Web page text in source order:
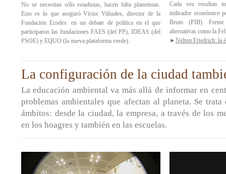
No se necesitan sólo estadistas, hacen falta planetistas.
Esto es lo que aseguró Víctor Viñuales, director de la
Fundación Ecodes. en un debate de política en el que
participaron las fundaciones FAES (del PP), IDEAS (del
PSOE) y EQUO (la nueva plataforma verde).
Cada vez resultan
indicador económico
Bruto (PIB).
alternativas como la
► Nelton Friedrich: la
La configuración de la ciudad
La educación ambiental va más allá de informar en
problemas ambientales que afectan al planeta. Se
ámbitos: desde la ciudad, la empresa, a través de los
en los hoagres y también en las escuelas.